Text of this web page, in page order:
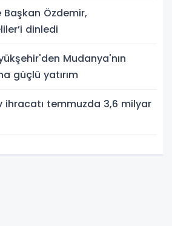
Başkan Özdemir,
dinledi
Mudanya'nın
güçlü yatırım
ihracatı temmuzda 3,6 milyar